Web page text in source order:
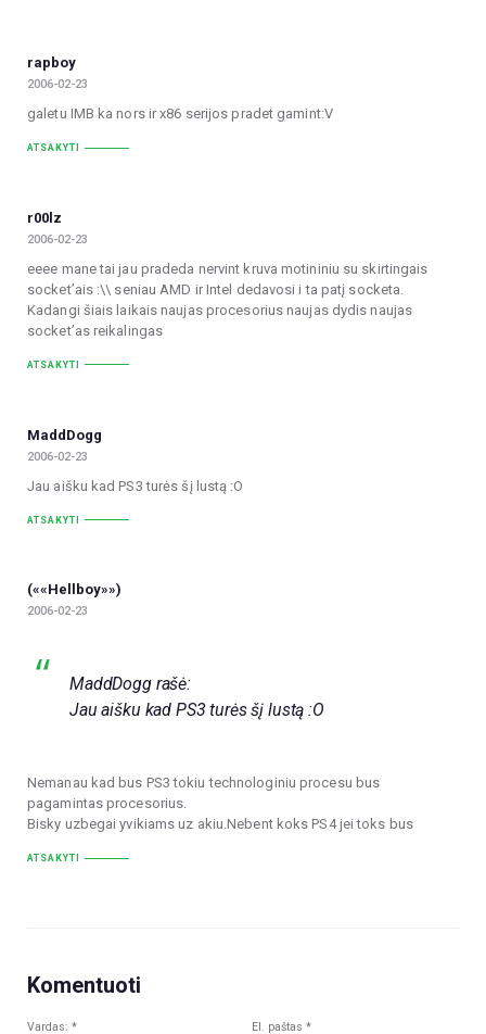
rapboy
2006-02-23
galetu IMB ka nors ir x86 serijos pradet gamint:V
ATSAKYTI
r00lz
2006-02-23
eeee mane tai jau pradeda nervint kruva motininiu su skirtingais
socket’ais :\\ seniau AMD ir Intel dedavosi i ta patį socketa.
Kadangi šiais laikais naujas procesorius naujas dydis naujas
socket’as reikalingas
ATSAKYTI
MaddDogg
2006-02-23
Jau aišku kad PS3 turės šį lustą :O
ATSAKYTI
(««Hellboy»»)
2006-02-23
MaddDogg rašė:
Jau aišku kad PS3 turės šį lustą :O
Nemanau kad bus PS3 tokiu technologiniu procesu bus
pagamintas procesorius.
Bisky uzbegai yvikiams uz akiu.Nebent koks PS4 jei toks bus
ATSAKYTI
Komentuoti